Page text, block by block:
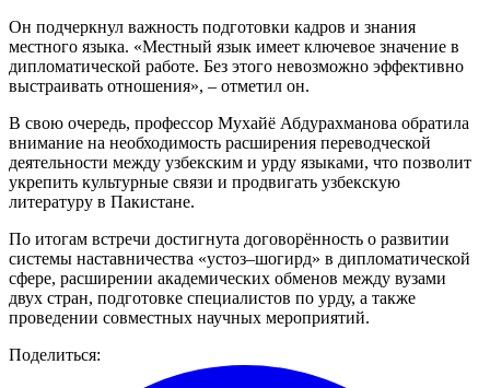
Он подчеркнул важность подготовки кадров и знания
местного языка. «Местный язык имеет ключевое значение в
дипломатической работе. Без этого невозможно эффективно
выстраивать отношения», – отметил он.
В свою очередь, профессор Мухайё Абдурахманова обратила
внимание на необходимость расширения переводческой
деятельности между узбекским и урду языками, что позволит
укрепить культурные связи и продвигать узбекскую
литературу в Пакистане.
По итогам встречи достигнута договорённость о развитии
системы наставничества «устоз–шогирд» в дипломатической
сфере, расширении академических обменов между вузами
двух стран, подготовке специалистов по урду, а также
проведении совместных научных мероприятий.
Поделиться: